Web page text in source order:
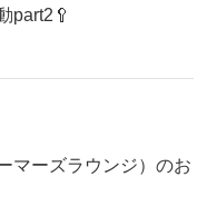
part2🥄
マーズラウンジ）のお